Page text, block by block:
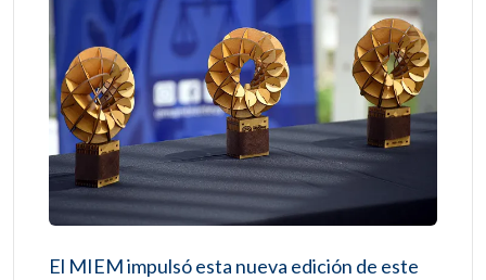
El MIEM impulsó esta nueva edición de este